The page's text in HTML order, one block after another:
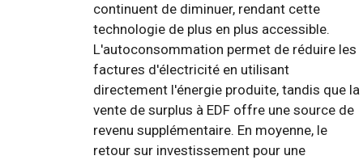
continuent de diminuer, rendant cette
technologie de plus en plus accessible.
L'autoconsommation permet de réduire les
factures d'électricité en utilisant
directement l'énergie produite, tandis que la
vente de surplus à EDF offre une source de
revenu supplémentaire. En moyenne, le
retour sur investissement pour une